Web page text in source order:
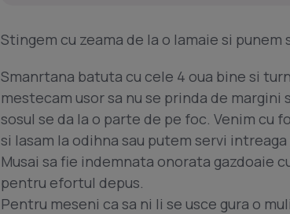
Stingem cu zeama de la o lamaie si punem
Smanrtana batuta cu cele 4 oua bine si
mestecam usor sa nu se prinda de margini
sosul se da la o parte de pe foc. Venim cu
si lasam la odihna sau putem servi
Musai sa fie indemnata onorata gazdoaie
pentru efortul depus.
Pentru meseni ca sa ni li se usce gura o